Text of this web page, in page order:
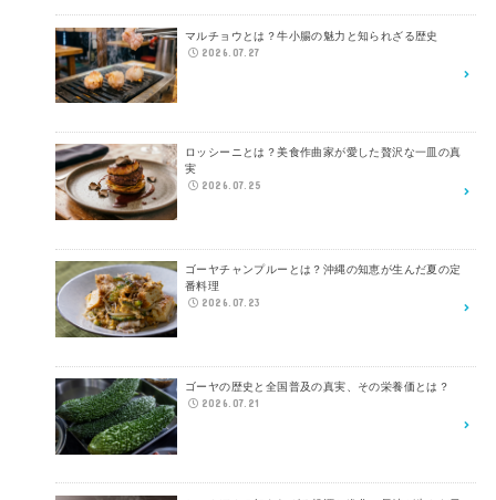
マルチョウとは？牛小腸の魅力と知られざる歴史
2026.07.27
ロッシーニとは？美食作曲家が愛した贅沢な一皿の真
実
2026.07.25
ゴーヤチャンプルーとは？沖縄の知恵が生んだ夏の定
番料理
2026.07.23
ゴーヤの歴史と全国普及の真実、その栄養価とは？
2026.07.21